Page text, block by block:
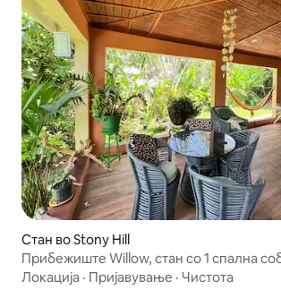
Стан во Stony Hill
Прибежиште Willow, стан со 1 спална
краткорочен/долгорочен престој
Локација · Пријавување · Чистота